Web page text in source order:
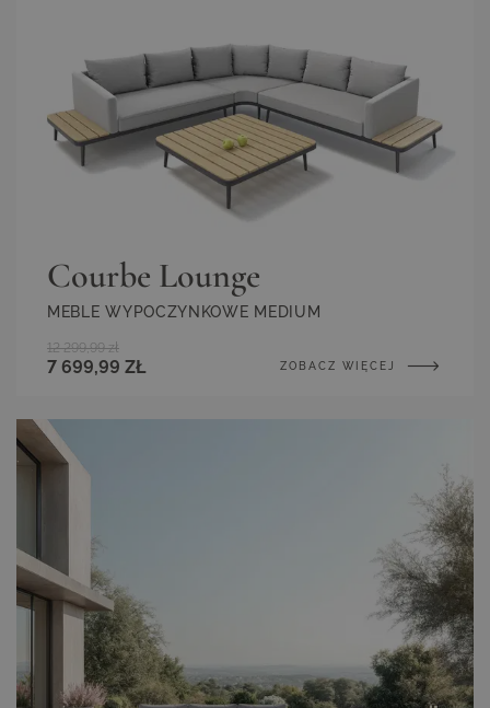
Courbe Lounge
MEBLE WYPOCZYNKOWE MEDIUM
7 699,99 ZŁ
12 299,99 zł
ZOBACZ WIĘCEJ